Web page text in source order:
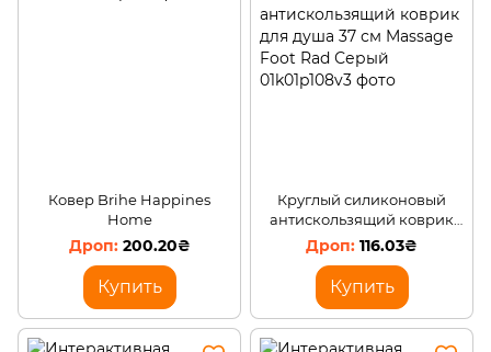
Ковер Brihe Happines
Home
200.20₴
Купить
Круглый силиконовый
антискользящий коврик
для душа 37 см Massage
Foot Rad Серый
116.03₴
Купить